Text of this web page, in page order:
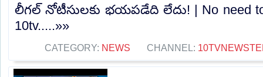
లీగల్ నోటీసులకు భయపడేది లేదు! | No need to
10tv.....»»
CATEGORY: NEWS CHANNEL: